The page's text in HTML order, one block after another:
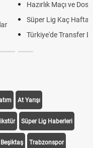
Resmî Maçlardan Farkları
Oynanır?
Başlıyor ve Bitiyor?
At Yarışı
Süper Lig Haberleri
Beşiktaş Trabzonspor